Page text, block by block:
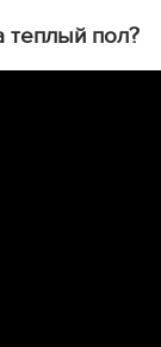
теплый пол?